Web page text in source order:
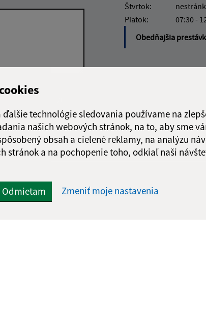
ďalšie technológie sledovania používame na
našich webových stránok, na to, aby sme
obsah a cielené reklamy, na analýzu
stránok a na pochopenie toho, odkiaľ naši
Odmietam Zmeniť moje nastavenia
Štvrtok:
Piatok:
07:30 -
Obedňajšia